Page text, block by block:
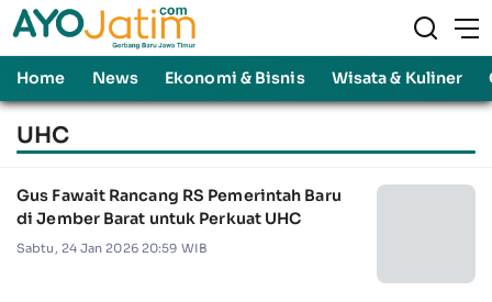
Home News Ekonomi & Bisnis Wisata & Kuliner
UHC
Gus Fawait Rancang RS Pemerintah Baru
di Jember Barat untuk Perkuat UHC
Sabtu, 24 Jan 2026 20:59 WIB